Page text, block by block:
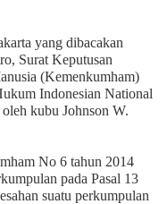
yang dibacakan
Surat Keputusan
(Kemenkumham)
Indonesian National
kubu Johnson W.
No 6 tahun 2014
pada Pasal 13
suatu perkumpulan